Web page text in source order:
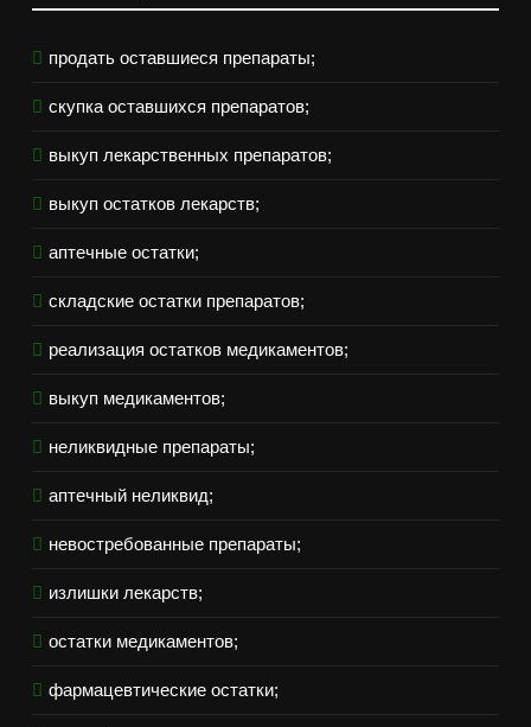
продать оставшиеся препараты;
скупка оставшихся препаратов;
выкуп лекарственных препаратов;
выкуп остатков лекарств;
аптечные остатки;
складские остатки препаратов;
реализация остатков медикаментов;
выкуп медикаментов;
неликвидные препараты;
аптечный неликвид;
невостребованные препараты;
излишки лекарств;
остатки медикаментов;
фармацевтические остатки;